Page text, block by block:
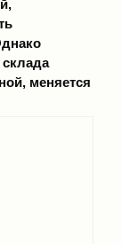
склада
меняется